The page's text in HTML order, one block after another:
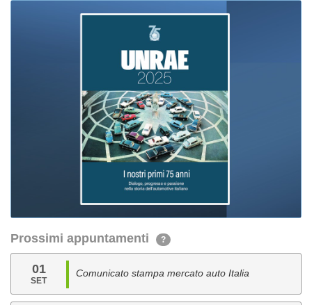
Prossimi appuntamenti ?
01
SET
Comunicato stampa mercato auto Italia